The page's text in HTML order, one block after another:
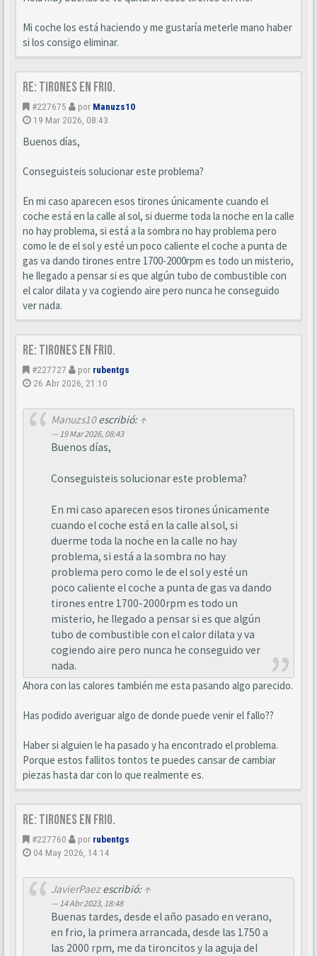
Mi coche los está haciendo y me gustaría meterle mano haber
si los consigo eliminar.
Re: Tirones en frio.
#227675 por Manuzs10
19 Mar 2026, 08:43
Buenos días,
Conseguisteis solucionar este problema?
En mi caso aparecen esos tirones únicamente cuando el
coche está en la calle al sol, si duerme toda la noche en la calle
no hay problema, si está a la sombra no hay problema pero
como le de el sol y esté un poco caliente el coche a punta de
gas va dando tirones entre 1700-2000rpm es todo un misterio,
he llegado a pensar si es que algún tubo de combustible con
el calor dilata y va cogiendo aire pero nunca he conseguido
ver nada.
Re: Tirones en frio.
#227727 por rubentgs
26 Abr 2026, 21:10
Manuzs10escribió: ↑
19 Mar 2026, 08:43
Buenos días,
Conseguisteis solucionar este problema?
En mi caso aparecen esos tirones únicamente
cuando el coche está en la calle al sol, si
duerme toda la noche en la calle no hay
problema, si está a la sombra no hay
problema pero como le de el sol y esté un
poco caliente el coche a punta de gas va dando
tirones entre 1700-2000rpm es todo un
misterio, he llegado a pensar si es que algún
tubo de combustible con el calor dilata y va
cogiendo aire pero nunca he conseguido ver
nada.
Ahora con las calores también me esta pasando algo parecido.
Has podido averiguar algo de donde puede venir el fallo??
Haber si alguien le ha pasado y ha encontrado el problema.
Porque estos fallitos tontos te puedes cansar de cambiar
piezas hasta dar con lo que realmente es.
Re: Tirones en frio.
#227760 por rubentgs
04 May 2026, 14:14
JavierPaezescribió: ↑
14 Abr 2023, 18:48
Buenas tardes, desde el año pasado en verano,
en frio, la primera arrancada, desde las 1750 a
las 2000 rpm, me da tironcitos y la aguja del